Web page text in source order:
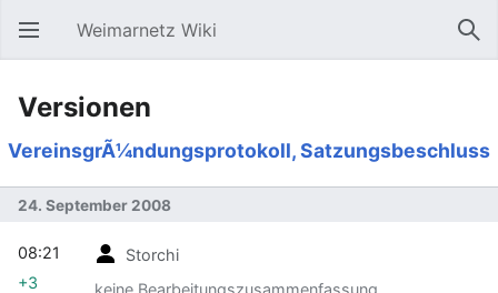
Hauptmenü öffnen Weimarnetz Wiki
Versionen
VereinsgrÃ¼ndungsprotokoll, Satzungsbeschluss
24. September 2008
Storchi
keine Bearbeitungszusammenfassung
08:21
+3